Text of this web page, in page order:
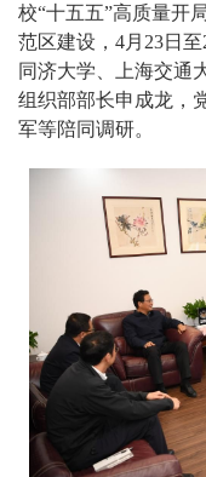
校“十五五”高质量开
范区建设，4月23日
同济大学、上海交通
组织部部长申成龙，
军等陪同调研。